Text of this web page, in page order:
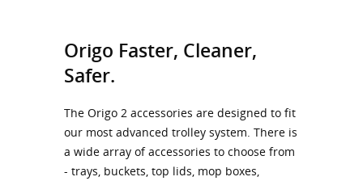
Origo Faster, Cleaner,
Safer.
The Origo 2 accessories are designed to fit
our most advanced trolley system. There is
a wide array of accessories to choose from
- trays, buckets, top lids, mop boxes,